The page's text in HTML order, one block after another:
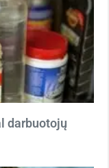
darbuotojų